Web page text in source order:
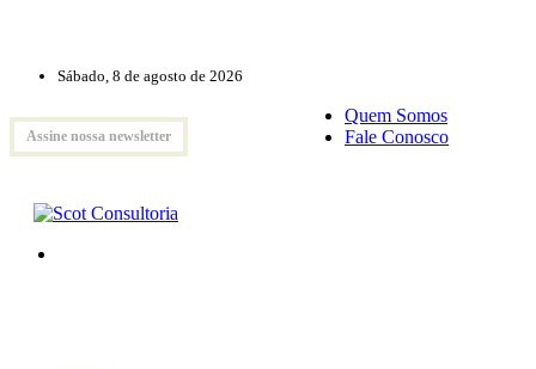
Sábado, 8 de agosto de 2026
Assine nossa newsletter
Quem Somos
Fale Conosco